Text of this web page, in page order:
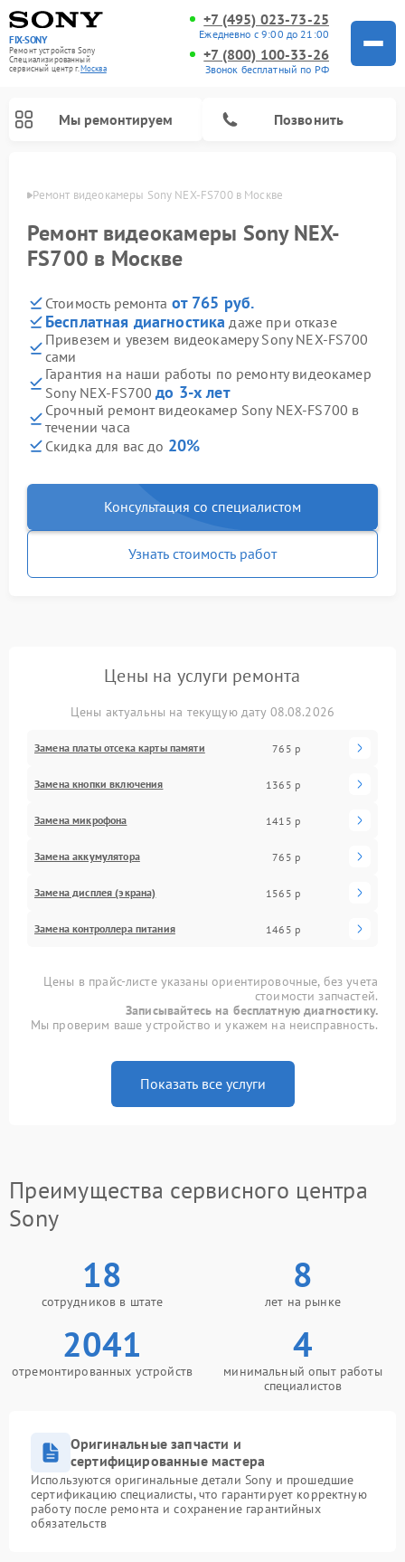
FIX-SONY
Ремонт устройств Sony
Специализированный
cервисный центр г.Москва
+7 (495) 023-73-25
Ежедневно с 9:00 до 21:00
+7 (800) 100-33-26
Звонок бесплатный по РФ
Мы ремонтируем Позвонить
Ремонт видеокамеры Sony NEX-FS700 в Москве
Ремонт видеокамеры Sony NEX-
FS700 в Москве
Стоимость ремонта от 765 руб.
Бесплатная диагностика даже при отказе
Привезем и увезем видеокамеру Sony NEX-FS700
сами
Гарантия на наши работы по ремонту видеокамер
Sony NEX-FS700до 3-х лет
Срочный ремонт видеокамер Sony NEX-FS700 в
течении часа
Скидка для вас до 20%
Консультация со специалистом
Узнать стоимость работ
Цены на услуги ремонта
Цены актуальны на текущую дату 08.08.2026
Замена платы отсека карты памяти 765 р
Замена кнопки включения 1365 р
Замена микрофона 1415 р
Замена аккумулятора 765 р
Замена дисплея (экрана) 1565 р
Замена контроллера питания 1465 р
Цены в прайс-листе указаны ориентировочные, без учета
стоимости запчастей.
Записывайтесь на бесплатную диагностику.
Мы проверим ваше устройство и укажем на неисправность.
Показать все услуги
Преимущества сервисного центра
Sony
18
сотрудников в штате
8
лет на рынке
2041
отремонтированных устройств
4
минимальный опыт работы
специалистов
Оригинальные запчасти и
сертифицированные мастера
Используются оригинальные детали Sony и прошедшие
сертификацию специалисты, что гарантирует корректную
работу после ремонта и сохранение гарантийных
обязательств